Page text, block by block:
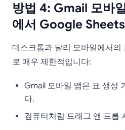
방법 4: Gmail 모바
에서 Google Sheets
데스크톱과 달리 모바일에서의
로 매우 제한적입니다:
Gmail 모바일 앱은 표 생성
다.
컴퓨터처럼 드래그 앤 드롭